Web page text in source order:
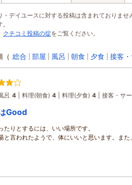
デイユースに対する投稿は含まれておりませ
クチコミ投稿の掟をご覧ください。
（ 総合 部屋 風呂 朝食 夕食 接客
呂 4 料理(朝食) 4 料理(夕食) 4 接客・サ
Good
たりとするには、いい場所です。
と言われたようで、体にいいと思います。ま